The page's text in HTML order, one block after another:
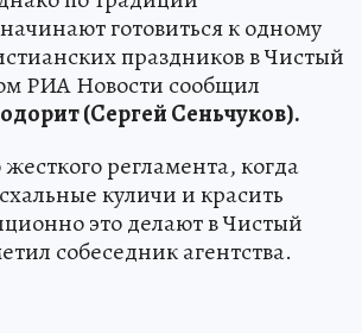
готовиться к одному
праздников в Чистый
РИА Новости сообщил
(Сергей Сеньчуков).
регламента, когда
куличи и красить
это делают в Чистый
собеседник агентства.